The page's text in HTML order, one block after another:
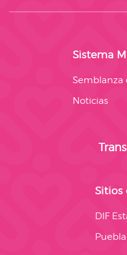
Sistema
Semblanza
Noticias
Sitios
DIF